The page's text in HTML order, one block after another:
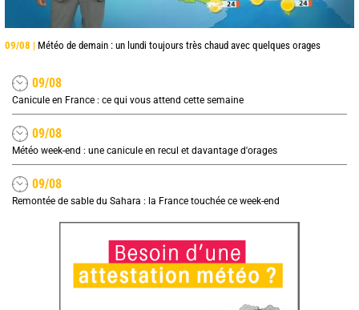
09/08 | Météo de demain : un lundi toujours très chaud avec quelques orages
09/08
Canicule en France : ce qui vous attend cette semaine
09/08
Météo week-end : une canicule en recul et davantage d'orages
09/08
Remontée de sable du Sahara : la France touchée ce week-end